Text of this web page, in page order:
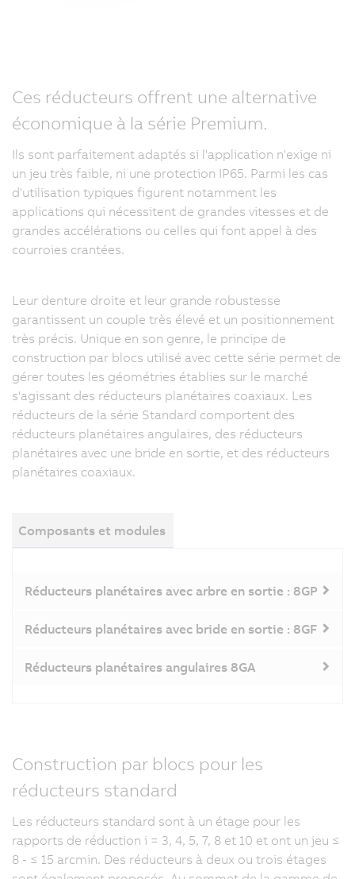
Ces réducteurs offrent une alternative
économique à la série Premium.
Ils sont parfaitement adaptés si l'application n'exige ni
un jeu très faible, ni une protection IP65. Parmi les cas
d'utilisation typiques figurent notamment les
applications qui nécessitent de grandes vitesses et de
grandes accélérations ou celles qui font appel à des
courroies crantées.
Leur denture droite et leur grande robustesse
garantissent un couple très élevé et un positionnement
très précis. Unique en son genre, le principe de
construction par blocs utilisé avec cette série permet de
gérer toutes les géométries établies sur le marché
s'agissant des réducteurs planétaires coaxiaux. Les
réducteurs de la série Standard comportent des
réducteurs planétaires angulaires, des réducteurs
planétaires avec une bride en sortie, et des réducteurs
planétaires coaxiaux.
Composants et modules
Réducteurs planétaires avec arbre en sortie : 8GP
Réducteurs planétaires avec bride en sortie : 8GF
Réducteurs planétaires angulaires 8GA
Construction par blocs pour les
réducteurs standard
Les réducteurs standard sont à un étage pour les
rapports de réduction i = 3, 4, 5, 7, 8 et 10 et ont un jeu ≤
8 - ≤ 15 arcmin. Des réducteurs à deux ou trois étages